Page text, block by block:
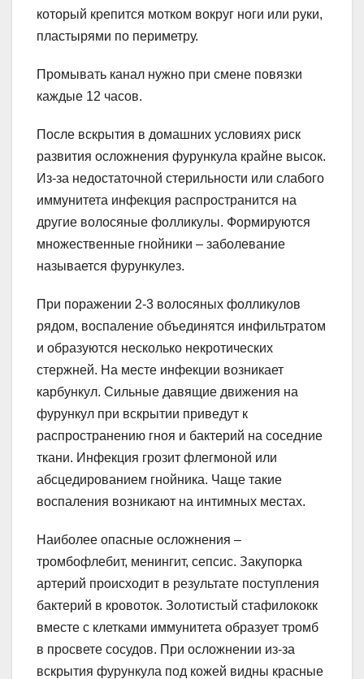
который крепится мотком вокруг ноги или руки,
пластырями по периметру.
Промывать канал нужно при смене повязки
каждые 12 часов.
После вскрытия в домашних условиях риск
развития осложнения фурункула крайне высок.
Из-за недостаточной стерильности или слабого
иммунитета инфекция распространится на
другие волосяные фолликулы. Формируются
множественные гнойники – заболевание
называется фурункулез.
При поражении 2-3 волосяных фолликулов
рядом, воспаление объединятся инфильтратом
и образуются несколько некротических
стержней. На месте инфекции возникает
карбункул. Сильные давящие движения на
фурункул при вскрытии приведут к
распространению гноя и бактерий на соседние
ткани. Инфекция грозит флегмоной или
абсцедированием гнойника. Чаще такие
воспаления возникают на интимных местах.
Наиболее опасные осложнения –
тромбофлебит, менингит, сепсис. Закупорка
артерий происходит в результате поступления
бактерий в кровоток. Золотистый стафилококк
вместе с клетками иммунитета образует тромб
в просвете сосудов. При осложнении из-за
вскрытия фурункула под кожей видны красные